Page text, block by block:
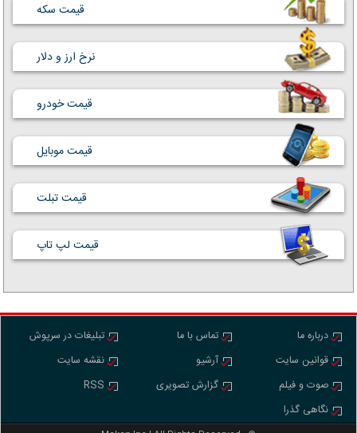
قیمت سکه
نرخ ارز و دلار
قیمت خودرو
قیمت موبایل
قیمت تبلت
قیمت لپ تاپ
درباره ما
قوانین سایت
صوت و فیلم
نگاهی گذرا
تماس با ما
آرشیو
گزارش تصویری
تبلیغات در سرپوش
نقشه سایت
RSS